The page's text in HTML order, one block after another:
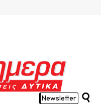
Newsletter